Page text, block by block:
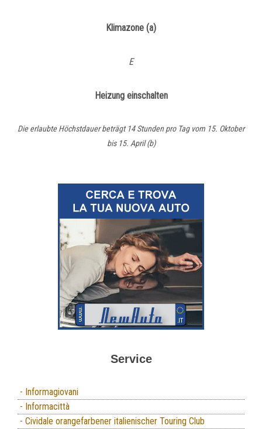
Klimazone (a)
E
Heizung einschalten
Die erlaubte Höchstdauer beträgt 14 Stunden pro Tag vom 15. Oktober
bis 15. April (b)
Service
- Informagiovani
- Informacittà
- Cividale orangefarbener italienischer Touring Club